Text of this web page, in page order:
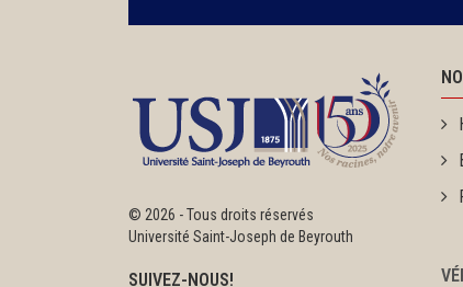
© 2026 - Tous droits réservés
Université Saint-Joseph de Beyrouth
SUIVEZ-NOUS!